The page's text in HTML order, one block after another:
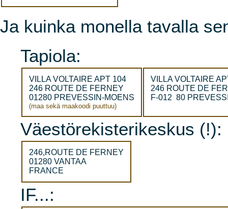
Ja kuinka monella tavalla
Tapiola:
VILLA VOLTAIRE APT 104
246 ROUTE DE FERNEY
01280 PREVESSIN-MOENS
(maa sekä maakoodi puuttuu)
VILLA VOLTAIRE
246 ROUTE DE
F-012 80
Väestörekisterikeskus (!):
246,ROUTE DE FERNEY
01280 VANTAA
FRANCE
IF...: